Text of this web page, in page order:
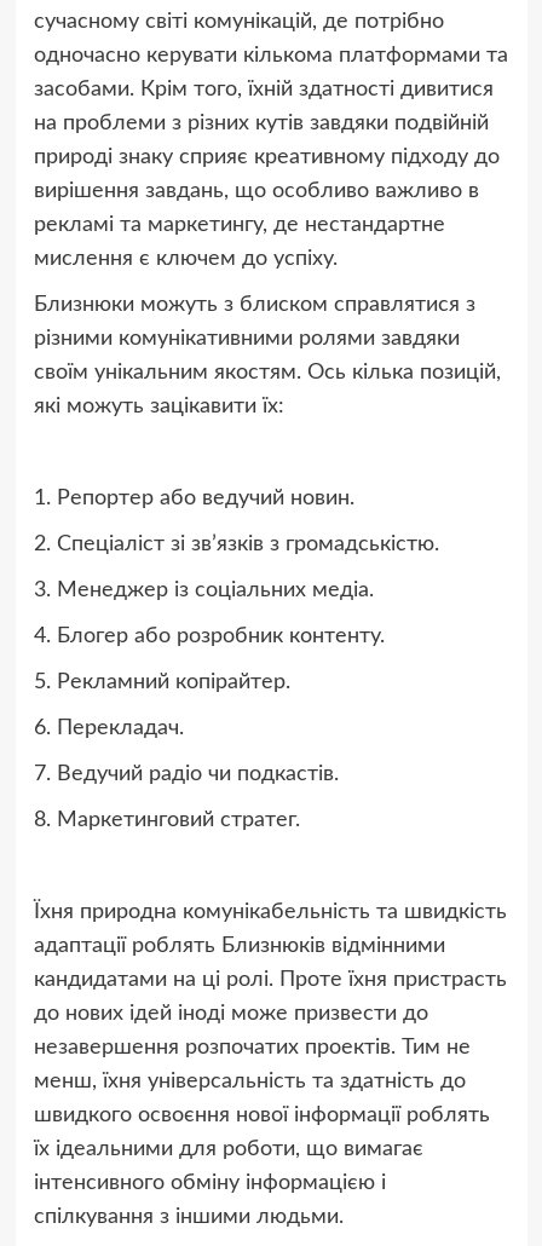
сучасному світі комунікацій, де потрібно
одночасно керувати кількома платформами та
засобами. Крім того, їхній здатності дивитися
на проблеми з різних кутів завдяки подвійній
природі знаку сприяє креативному підходу до
вирішення завдань, що особливо важливо в
рекламі та маркетингу, де нестандартне
мислення є ключем до успіху.
Близнюки можуть з блиском справлятися з
різними комунікативними ролями завдяки
своїм унікальним якостям. Ось кілька позицій,
які можуть зацікавити їх:
1. Репортер або ведучий новин.
2. Спеціаліст зі зв’язків з громадськістю.
3. Менеджер із соціальних медіа.
4. Блогер або розробник контенту.
5. Рекламний копірайтер.
6. Перекладач.
7. Ведучий радіо чи подкастів.
8. Маркетинговий стратег.
Їхня природна комунікабельність та швидкість
адаптації роблять Близнюків відмінними
кандидатами на ці ролі. Проте їхня пристрасть
до нових ідей іноді може призвести до
незавершення розпочатих проектів. Тим не
менш, їхня універсальність та здатність до
швидкого освоєння нової інформації роблять
їх ідеальними для роботи, що вимагає
інтенсивного обміну інформацією і
спілкування з іншими людьми.